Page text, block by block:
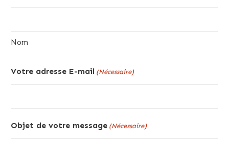
Nom
Votre adresse E-mail (Nécessaire)
Objet de votre message (Nécessaire)